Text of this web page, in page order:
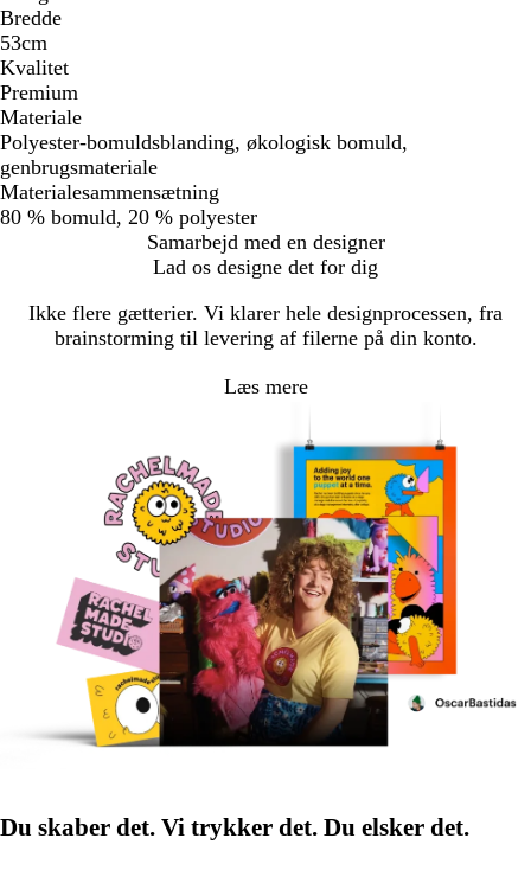
Bredde
53cm
Kvalitet
Premium
Materiale
Polyester-bomuldsblanding, økologisk bomuld,
genbrugsmateriale
Materialesammensætning
80 % bomuld, 20 % polyester
Samarbejd med en designer
Lad os designe det for dig
Ikke flere gætterier. Vi klarer hele designprocessen, fra
brainstorming til levering af filerne på din konto.
Læs mere
Du skaber det. Vi trykker det. Du elsker det.